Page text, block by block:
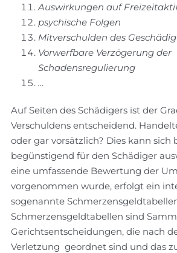
Auswirkungen auf
psychische Folgen
Mitverschulden des
Vorwerfbare Verzögerung der
Schadensregulierung
…
Auf Seiten des Schädigers ist der
Verschuldens entscheidend.
oder gar vorsätzlich? Dies kann sich
begünstigend für den Schädiger
eine umfassende Bewertung der
vorgenommen wurde, erfolgt ein
sogenannte
Schmerzensgeldtabellen sind
Gerichtsentscheidungen, die nach
Verletzung geordnet sind und das